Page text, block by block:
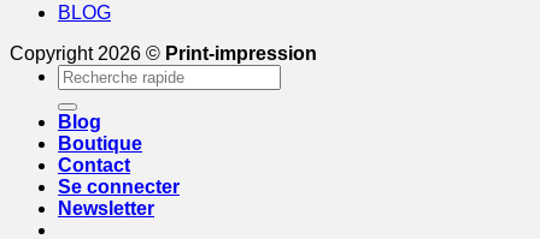
BLOG
Copyright 2026 © Print-impression
Recherche
pour :
Blog
Boutique
Contact
Se connecter
Newsletter